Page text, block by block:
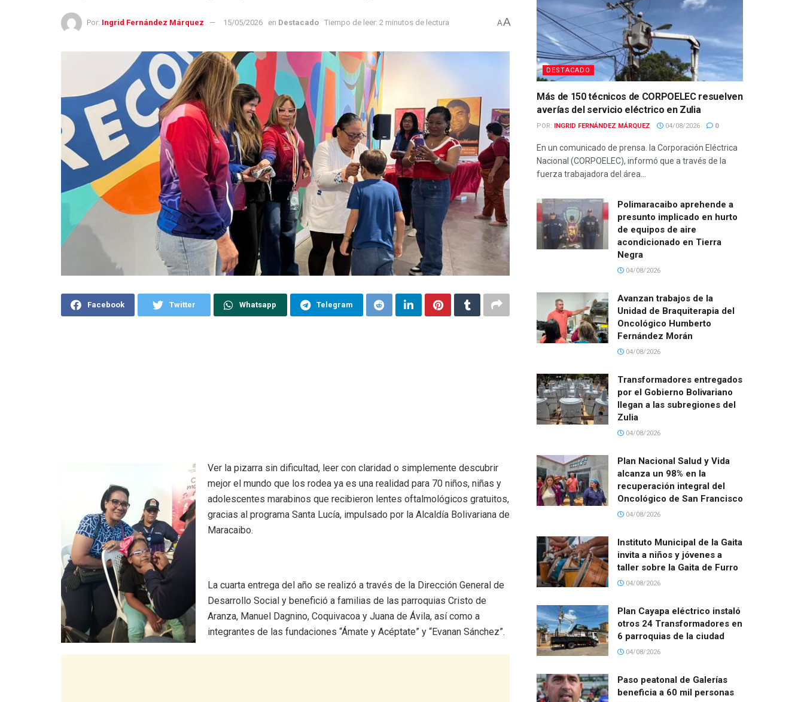
Por: Ingrid Fernández Márquez 15/05/2026 en Destacado Tiempo de leer: 2 minutos de lectura AA
Facebook Twitter Whatsapp Telegram
Ver la pizarra sin dificultad, leer con claridad o simplemente descubrir
mejor el mundo que los rodea ya es una realidad para 70 niños, niñas y
adolescentes marabinos que recibieron lentes oftalmológicos gratuitos,
gracias al programa Santa Lucía, impulsado por la Alcaldía Bolivariana de
Maracaibo.
‎La cuarta entrega del año se realizó a través de la Dirección General de
Desarrollo Social y benefició a familias de las parroquias Cristo de
Aranza, Manuel Dagnino, Coquivacoa y Juana de Ávila, así como a
integrantes de las fundaciones “Ámate y Acéptate” y “Evanan Sánchez”.
DESTACADO
Más de 150 técnicos de CORPOELEC resuelven
averías del servicio eléctrico en Zulia
POR: INGRID FERNÁNDEZ MÁRQUEZ 04/08/2026 0
En un comunicado de prensa. la Corporación Eléctrica
Nacional (CORPOELEC), informó que a través de la
fuerza trabajadora del área...
Polimaracaibo aprehende a
presunto implicado en hurto
de equipos de aire
acondicionado en Tierra
Negra
04/08/2026
Avanzan trabajos de la
Unidad de Braquiterapia del
Oncológico Humberto
Fernández Morán
04/08/2026
Transformadores entregados
por el Gobierno Bolivariano
llegan a las subregiones del
Zulia
04/08/2026
Plan Nacional Salud y Vida
alcanza un 98% en la
recuperación integral del
Oncológico de San Francisco
04/08/2026
Instituto Municipal de la Gaita
invita a niños y jóvenes a
taller sobre la Gaita de Furro
04/08/2026
Plan Cayapa eléctrico instaló
otros 24 Transformadores en
6 parroquias de la ciudad
04/08/2026
Paso peatonal de Galerías
beneficia a 60 mil personas